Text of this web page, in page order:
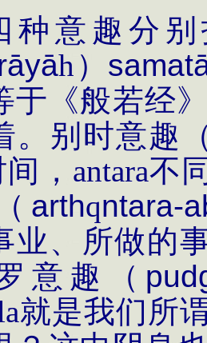
种意趣分
h ）
于《般若经
。别时意趣
， antara不
arthqntara-
业、所做的
意趣（
就是我们所